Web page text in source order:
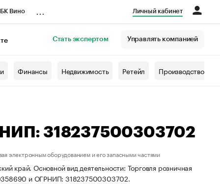
Вино Личный кабинет
Стать экспертом Управлять компанией
Финансы Недвижимость Ретейл Производство
318237500303702
электронным оборудованием и его запасными частями
край. Основной вид деятельности: Торговля розничная
и ОГРНИП: 318237500303702.